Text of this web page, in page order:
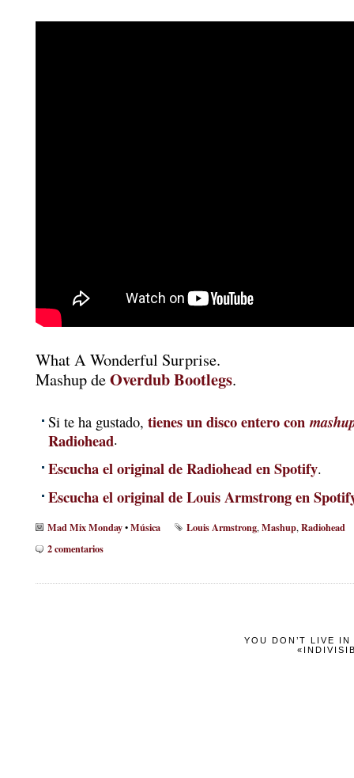
What A Wonderful Surprise.
Mashup deOverdub Bootlegs.
Si te ha gustado, tienes un disco entero con
Radiohead.
Escucha el original de Radiohead en Spotify.
Escucha el original de Louis Armstrong en
Mad Mix Monday•Música Louis Armstrong, Mashup, Radiohead
2 comentarios
YOU DON’T LIVE IN